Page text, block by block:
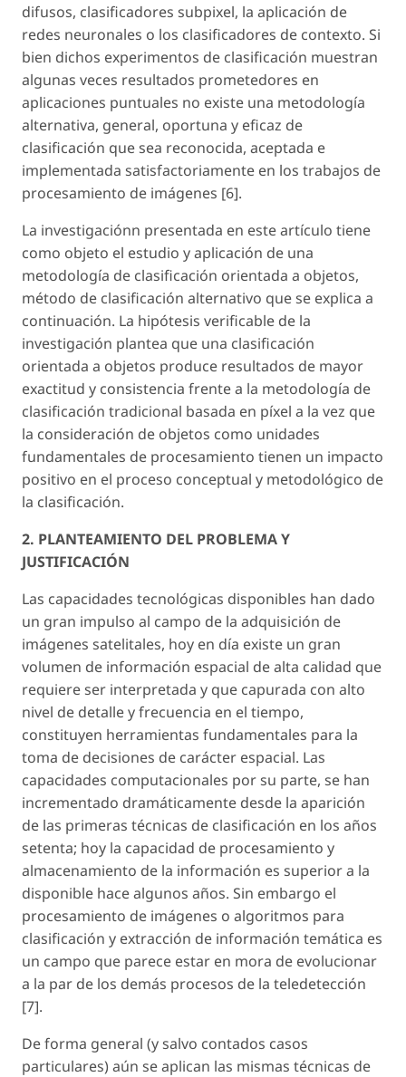
difusos, clasificadores subpixel, la aplicación de
redes neuronales o los clasificadores de contexto. Si
bien dichos experimentos de clasificación muestran
algunas veces resultados prometedores en
aplicaciones puntuales no existe una metodología
alternativa, general, oportuna y eficaz de
clasificación que sea reconocida, aceptada e
implementada satisfactoriamente en los trabajos de
procesamiento de imágenes [6].
La investigaciónn presentada en este artículo tiene
como objeto el estudio y aplicación de una
metodología de clasificación orientada a objetos,
método de clasificación alternativo que se explica a
continuación. La hipótesis verificable de la
investigación plantea que una clasificación
orientada a objetos produce resultados de mayor
exactitud y consistencia frente a la metodología de
clasificación tradicional basada en píxel a la vez que
la consideración de objetos como unidades
fundamentales de procesamiento tienen un impacto
positivo en el proceso conceptual y metodológico de
la clasificación.
2. PLANTEAMIENTO DEL PROBLEMA Y
JUSTIFICACIÓN
Las capacidades tecnológicas disponibles han dado
un gran impulso al campo de la adquisición de
imágenes satelitales, hoy en día existe un gran
volumen de información espacial de alta calidad que
requiere ser interpretada y que capurada con alto
nivel de detalle y frecuencia en el tiempo,
constituyen herramientas fundamentales para la
toma de decisiones de carácter espacial. Las
capacidades computacionales por su parte, se han
incrementado dramáticamente desde la aparición
de las primeras técnicas de clasificación en los años
setenta; hoy la capacidad de procesamiento y
almacenamiento de la información es superior a la
disponible hace algunos años. Sin embargo el
procesamiento de imágenes o algoritmos para
clasificación y extracción de información temática es
un campo que parece estar en mora de evolucionar
a la par de los demás procesos de la teledetección
[7].
De forma general (y salvo contados casos
particulares) aún se aplican las mismas técnicas de